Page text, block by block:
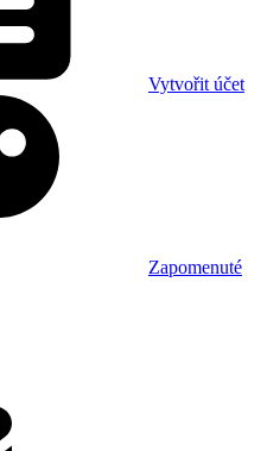
Vytvořit účet
Zapomenuté